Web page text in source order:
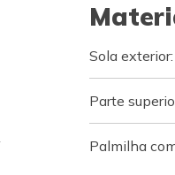
Sola
Parte
Palmilha